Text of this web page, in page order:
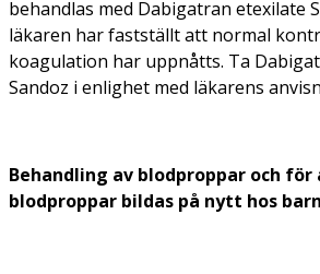
behandlas med Dabigatran etexilate
läkaren har fastställt att normal
koagulation har uppnåtts. Ta
Sandoz i enlighet med läkarens
Behandling av blodproppar och
blodproppar bildas på nytt hos barn